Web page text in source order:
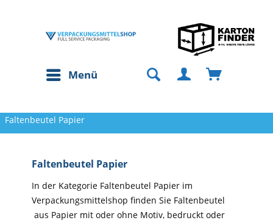
Menü
Faltenbeutel Papier
Faltenbeutel Papier
In der Kategorie Faltenbeutel Papier im
Verpackungsmittelshop finden Sie Faltenbeutel
aus Papier mit oder ohne Motiv, bedruckt oder